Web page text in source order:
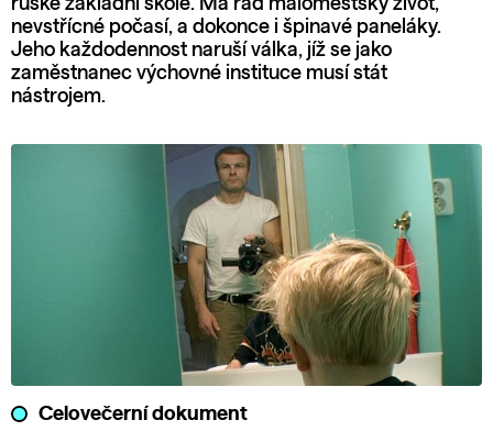
ruské základní škole. Má rád maloměstský život,
nevstřícné počasí, a dokonce i špinavé paneláky.
Jeho každodennost naruší válka, jíž se jako
zaměstnanec výchovné instituce musí stát
nástrojem.
Celovečerní dokument